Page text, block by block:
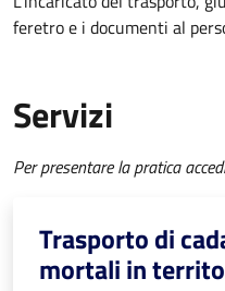
feretro e i documenti al
Servizi
Per presentare la pratica
Trasporto di
mortali in